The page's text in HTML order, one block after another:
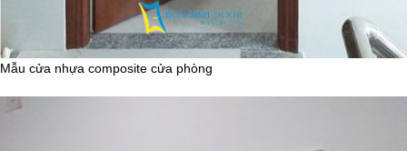
Mẫu cửa nhựa composite cửa phòng